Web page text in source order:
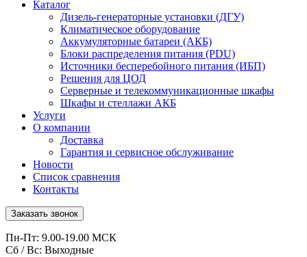
Каталог
Дизель-генераторные установки (ДГУ)
Климатическое оборудование
Аккумуляторные батареи (АКБ)
Блоки распределения питания (PDU)
Источники бесперебойного питания (ИБП)
Решения для ЦОД
Серверные и телекоммуникационные шкафы
Шкафы и стеллажи АКБ
Услуги
О компании
Доставка
Гарантия и сервисное обслуживание
Новости
Список сравнения
Контакты
Заказать звонок
Пн-Пт: 9.00-19.00 МСК
Сб / Вс: Выходные